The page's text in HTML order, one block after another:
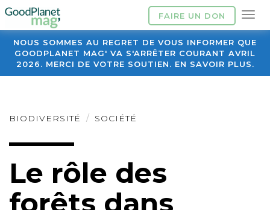
FAIRE UN DON
NOUS SOMMES AU REGRET DE VOUS INFORMER QUE
GOODPLANET MAG' VA S'ARRÊTER COURANT AVRIL
2026. MERCI DE VOTRE SOUTIEN. EN SAVOIR PLUS.
BIODIVERSITÉ SOCIÉTÉ
Le rôle des
forêts dans